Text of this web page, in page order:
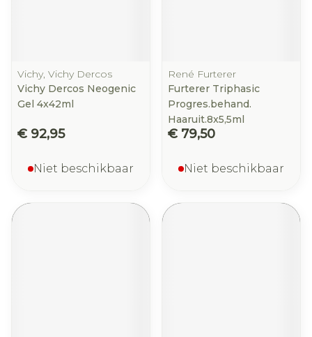
Vichy, Vichy Dercos
Vichy Dercos Neogenic
Gel 4x42ml
€ 92,95
Niet beschikbaar
René Furterer
Furterer Triphasic
Progres.behand.
Haaruit.8x5,5ml
€ 79,50
Niet beschikbaar